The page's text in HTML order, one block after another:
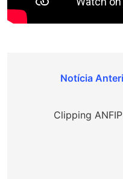
Navegação
Clipping ANFIP